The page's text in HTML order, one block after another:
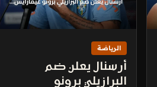
الرياضة
أرسنال يعلن ضم
البرازيلي برونو